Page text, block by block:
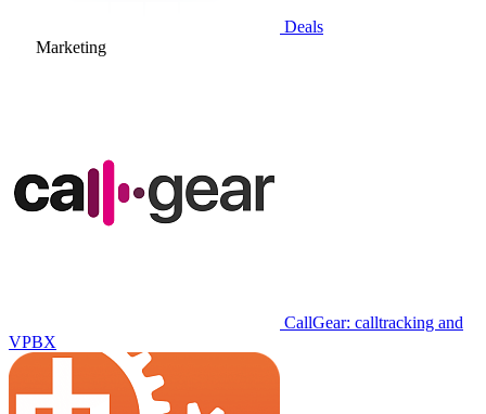
Deals
Marketing
CallGear: calltracking and
VPBX